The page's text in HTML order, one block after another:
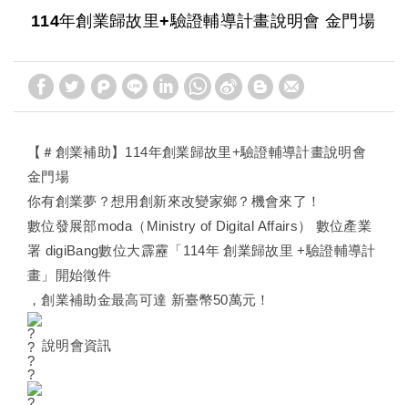
114年創業歸故里+驗證輔導計畫說明會 金門場
【 ＃創業補助】114年創業歸故里+驗證輔導計畫說明會
金門場
你有創業夢？想用創新來改變家鄉？機會來了！
數位發展部moda（Ministry of Digital Affairs） 數位產業
署 digiBang數位大霹靂「114年 創業歸故里 +驗證輔導計
畫」開始徵件
，創業補助金最高可達 新臺幣50萬元！
說明會資訊